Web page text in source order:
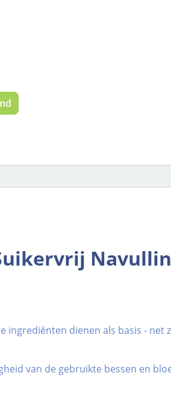
de gewenste
dienen als basis - net
van de gebruikte bessen en